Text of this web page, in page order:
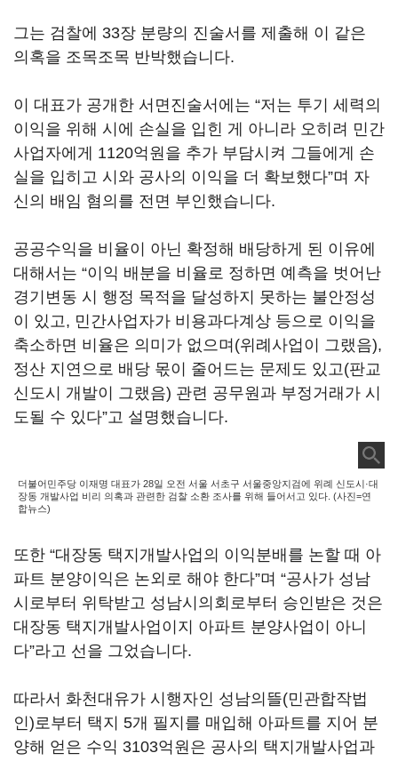
그는 검찰에 33장 분량의 진술서를 제출해 이 같은
의혹을 조목조목 반박했습니다.
이 대표가 공개한 서면진술서에는 “저는 투기 세력의
이익을 위해 시에 손실을 입힌 게 아니라 오히려 민간
사업자에게 1120억원을 추가 부담시켜 그들에게 손
실을 입히고 시와 공사의 이익을 더 확보했다”며 자
신의 배임 혐의를 전면 부인했습니다.
공공수익을 비율이 아닌 확정해 배당하게 된 이유에
대해서는 “이익 배분을 비율로 정하면 예측을 벗어난
경기변동 시 행정 목적을 달성하지 못하는 불안정성
이 있고, 민간사업자가 비용과다계상 등으로 이익을
축소하면 비율은 의미가 없으며(위례사업이 그랬음),
정산 지연으로 배당 몫이 줄어드는 문제도 있고(판교
신도시 개발이 그랬음) 관련 공무원과 부정거래가 시
도될 수 있다”고 설명했습니다.
더불어민주당 이재명 대표가 28일 오전 서울 서초구 서울중앙지검에 위례 신도시·대
장동 개발사업 비리 의혹과 관련한 검찰 소환 조사를 위해 들어서고 있다. (사진=연
합뉴스)
또한 “대장동 택지개발사업의 이익분배를 논할 때 아
파트 분양이익은 논외로 해야 한다”며 “공사가 성남
시로부터 위탁받고 성남시의회로부터 승인받은 것은
대장동 택지개발사업이지 아파트 분양사업이 아니
다”라고 선을 그었습니다.
따라서 화천대유가 시행자인 성남의뜰(민관합작법
인)로부터 택지 5개 필지를 매입해 아파트를 지어 분
양해 얻은 수익 3103억원은 공사의 택지개발사업과